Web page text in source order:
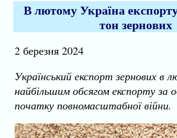
В лютому Україна
тон зернових
2 березня 2024
Український експорт зернових в
найбільшим обсягом експорту за
початку повномасштабної війни.